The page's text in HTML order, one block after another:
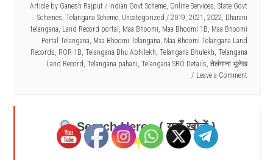
Article by Ganesh Rajput / Indian Govt Scheme, Online Services, State Govt
Schemes, Telangana Scheme, Uncategorized / 2019, 2021 , 2022, Dharani
telangana, Land Record portal , Maa Bhoomi, Maa Bhoomi 1B, Maa Bhoomi
Portal Telangana, Maa Bhoomi Telangana, Maa Bhoomi Telangana Land
Records, ROR-1B, Telangana Bhu Abhilekh, Telangana Bhulekh, Telangana
Land Record, Telangana pahani, Telangana SRO Details, तेलंगाना भूलेख
Leave a Comment
Search Here - ( यहाँ खोजें )